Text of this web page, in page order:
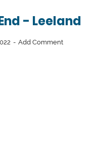
- Leeland
Add Comment